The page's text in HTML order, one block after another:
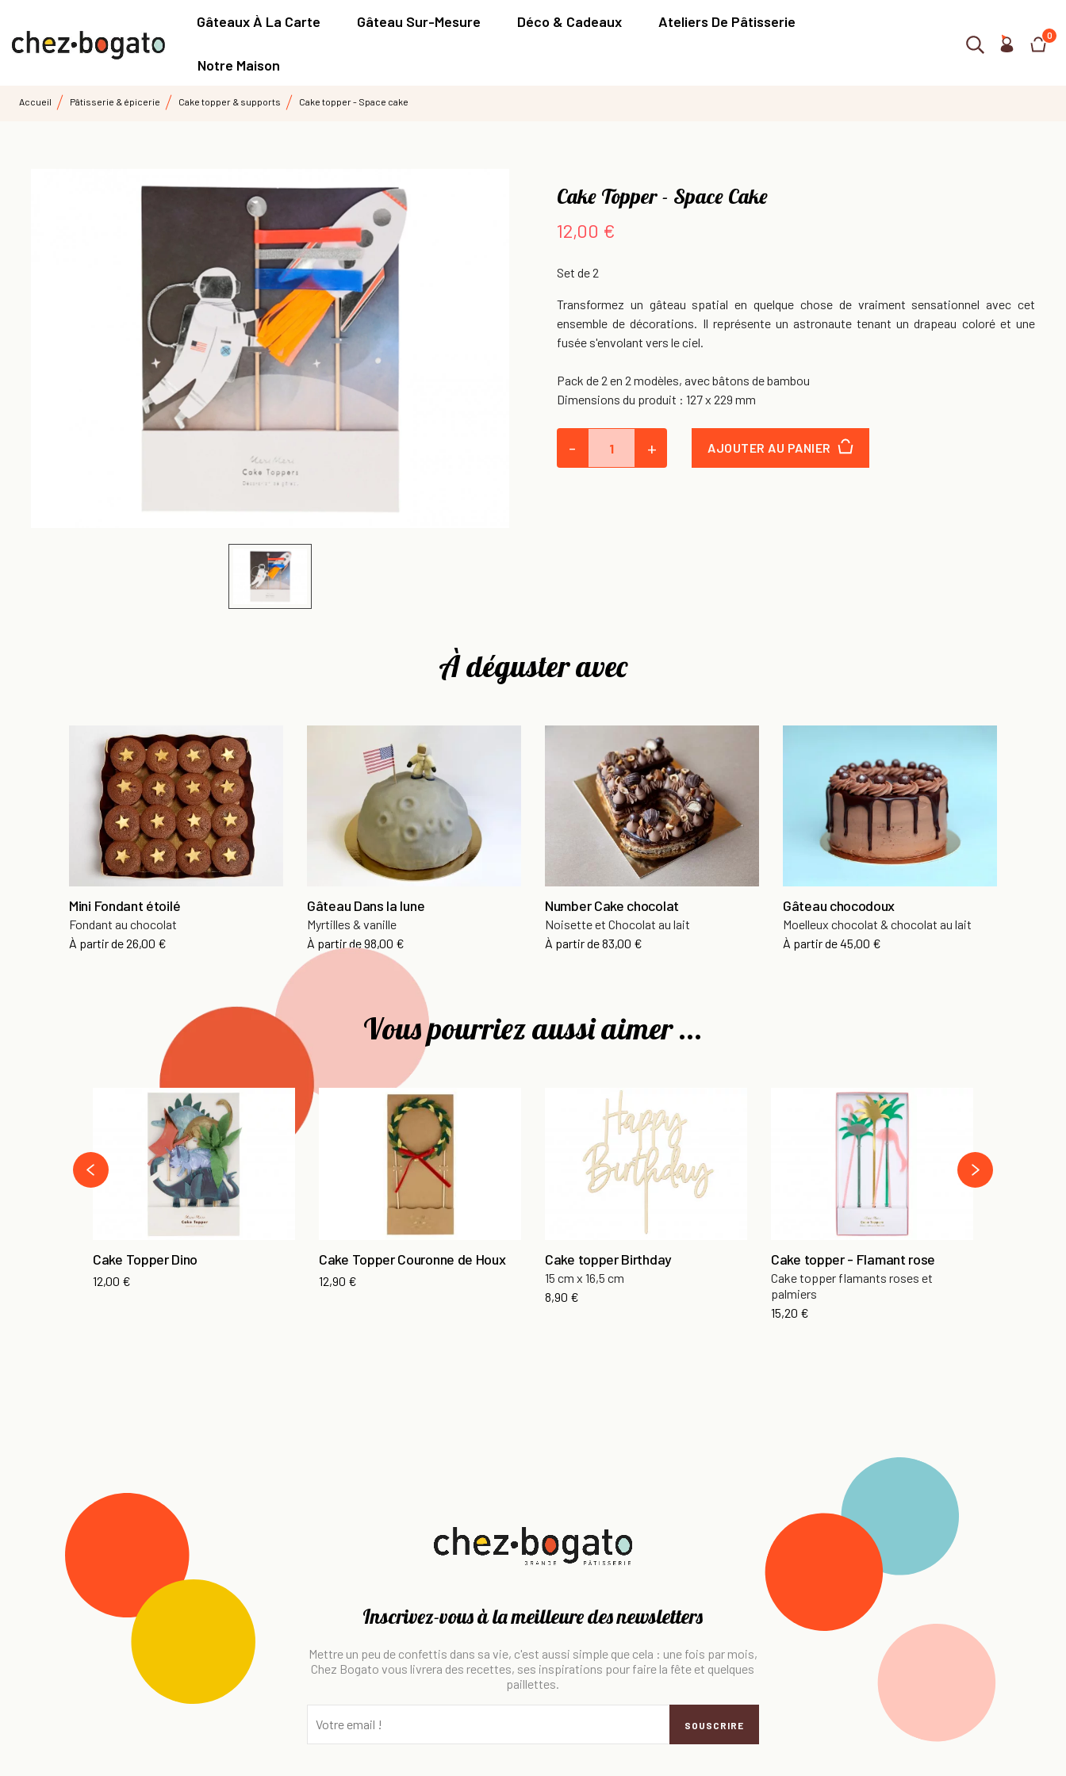
Gâteaux À La Carte Gâteau Sur-Mesure Déco & Cadeaux Ateliers De Pâtisserie
Notre Maison
0
Accueil Pâtisserie & épicerie Cake topper & supports Cake topper - Space cake
Cake Topper - Space Cake
12,00 €
Set de 2
Transformez un gâteau spatial en quelque chose de vraiment sensationnel avec cet
ensemble de décorations. Il représente un astronaute tenant un drapeau coloré et une
fusée s'envolant vers le ciel.
Pack de 2 en 2 modèles, avec bâtons de bambou
Dimensions du produit : 127 x 229 mm
- + AJOUTER AU PANIER
À déguster avec
Mini Fondant étoilé
Fondant au chocolat
À partir de26,00 €
Gâteau Dans la lune
Myrtilles & vanille
À partir de98,00 €
Number Cake chocolat
Noisette et Chocolat au lait
À partir de83,00 €
Gâteau chocodoux
Moelleux chocolat & chocolat au lait
À partir de45,00 €
Vous pourriez aussi aimer ...
Cake Topper Dino
12,00 €
Cake Topper Couronne de Houx
12,90 €
Cake topper Birthday
15 cm x 16,5 cm
8,90 €
Cake topper - Flamant rose
Cake topper flamants roses et
palmiers
15,20 €
‹
›
Inscrivez-vous à la meilleure des newsletters
Mettre un peu de confettis dans sa vie, c'est aussi simple que cela : une fois par mois,
Chez Bogato vous livrera des recettes, ses inspirations pour faire la fête et quelques
paillettes.
SOUSCRIRE